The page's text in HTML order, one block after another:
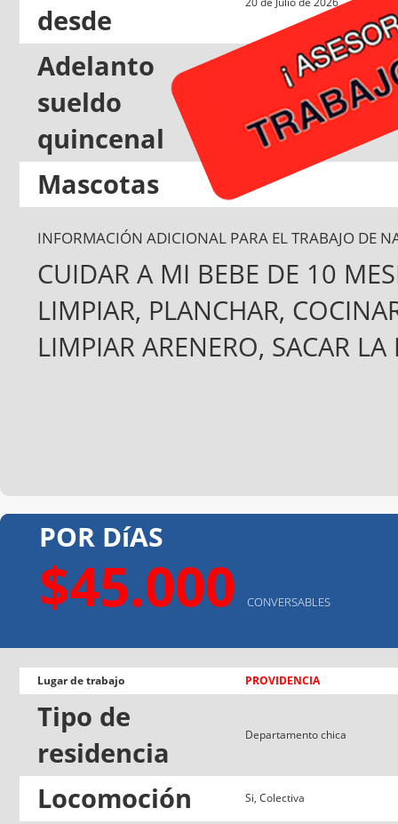
desde
Adelanto
sueldo
quincenal
Mascotas
INFORMACIÓN ADICIONAL PARA EL TRABAJO DE
CUIDAR A MI BEBE DE 10
LIMPIAR, PLANCHAR,
LIMPIAR ARENERO, SACAR LA
POR DíAS
$45.000 CONVERSABLES
Lugar de trabajo PROVIDENCIA
Tipo de
residencia
Departamento chica
Locomoción Si, Colectiva